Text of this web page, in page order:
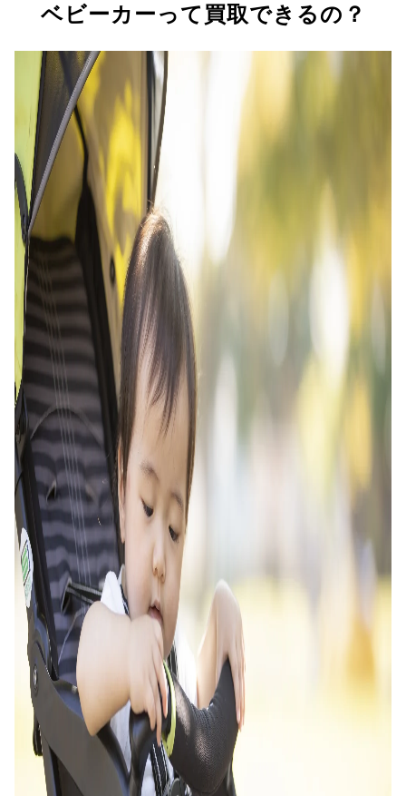
ベビーカーって買取できるの？